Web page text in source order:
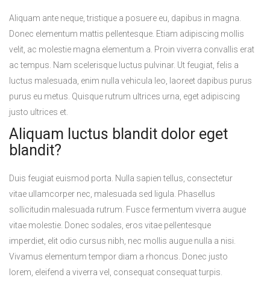
Aliquam ante neque, tristique a posuere eu, dapibus in magna.
Donec elementum mattis pellentesque. Etiam adipiscing mollis
velit, ac molestie magna elementum a. Proin viverra convallis erat
ac tempus. Nam scelerisque luctus pulvinar. Ut feugiat, felis a
luctus malesuada, enim nulla vehicula leo, laoreet dapibus purus
purus eu metus. Quisque rutrum ultrices urna, eget adipiscing
justo ultrices et.
Aliquam luctus blandit dolor eget
blandit?
Duis feugiat euismod porta. Nulla sapien tellus, consectetur
vitae ullamcorper nec, malesuada sed ligula. Phasellus
sollicitudin malesuada rutrum. Fusce fermentum viverra augue
vitae molestie. Donec sodales, eros vitae pellentesque
imperdiet, elit odio cursus nibh, nec mollis augue nulla a nisi.
Vivamus elementum tempor diam a rhoncus. Donec justo
lorem, eleifend a viverra vel, consequat consequat turpis.